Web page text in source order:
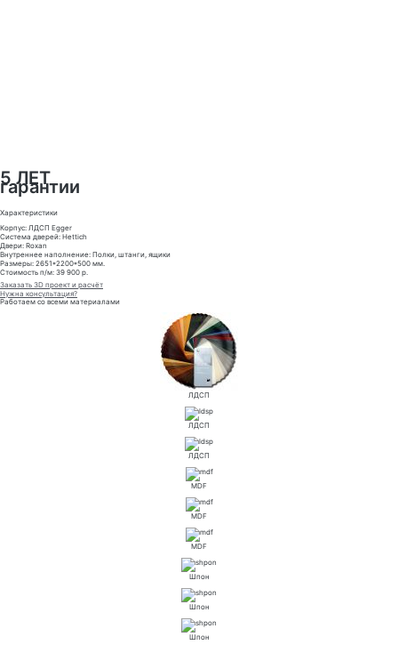
5 ЛЕТ
гарантии
Характеристики
Корпус: ЛДСП Egger
Система дверей: Hettich
Двери: Roxan
Внутреннее наполнение: Полки, штанги, ящики
Размеры: 2651*2200*500 мм.
Стоимость п/м: 39 900 р.
Заказать 3D проект и расчёт
Нужна консультация?
Работаем со всеми материалами
ЛДСП
ЛДСП
ЛДСП
MDF
MDF
MDF
Шпон
Шпон
Шпон